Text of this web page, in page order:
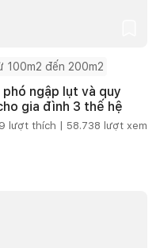
100m2 đến 200m2
phó ngập lụt và quy
gia đình 3 thế hệ
lượt thích | 58.738 lượt xem